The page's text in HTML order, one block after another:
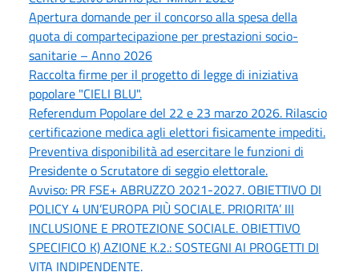
Apertura domande per il concorso alla spesa della
quota di compartecipazione per prestazioni socio-
sanitarie – Anno 2026
Raccolta firme per il progetto di legge di iniziativa
popolare "CIELI BLU".
Referendum Popolare del 22 e 23 marzo 2026. Rilascio
certificazione medica agli elettori fisicamente impediti.
Preventiva disponibilità ad esercitare le funzioni di
Presidente o Scrutatore di seggio elettorale.
Avviso: PR FSE+ ABRUZZO 2021-2027. OBIETTIVO DI
POLICY 4 UN’EUROPA PIÙ SOCIALE. PRIORITA’ III
INCLUSIONE E PROTEZIONE SOCIALE. OBIETTIVO
SPECIFICO K) AZIONE K.2.: SOSTEGNI AI PROGETTI DI
VITA INDIPENDENTE.